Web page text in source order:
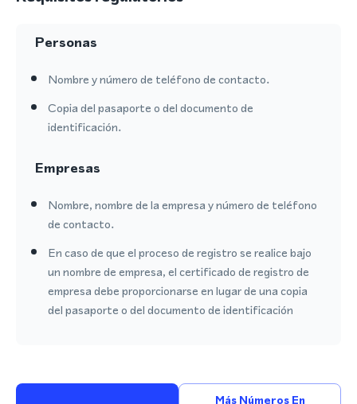
Personas
Nombre y número de teléfono de contacto.
Copia del pasaporte o del documento de
identificación.
Empresas
Nombre, nombre de la empresa y número de teléfono
de contacto.
En caso de que el proceso de registro se realice bajo
un nombre de empresa, el certificado de registro de
empresa debe proporcionarse en lugar de una copia
del pasaporte o del documento de identificación
Más Números En